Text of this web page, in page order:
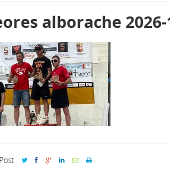
alborache 2026-